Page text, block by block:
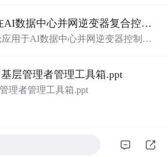
法。强调将心理健康纳入工程实
停权、知识沉淀等抗压型技术文
奇异摄动理论在AI数据中心并网逆变器复合控制中的应用
用于AI数据中心并网逆变器控制，
用PI控制器保障稳态精度；引入功
实现快慢协同，并基于Tikhonov定
基层管理者管理工具箱.ppt
理者管理工具箱.ppt